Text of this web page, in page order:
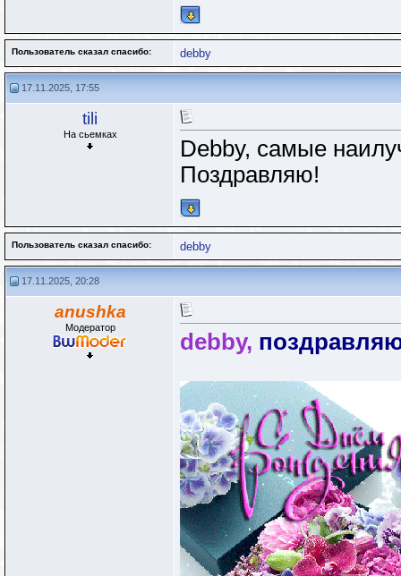
Пользователь сказал cпасибо: debby
17.11.2025, 17:55
tili
На сьемках
Debby, самые
Поздравляю!
Пользователь сказал cпасибо: debby
17.11.2025, 20:28
anushka
Модератор
debby,